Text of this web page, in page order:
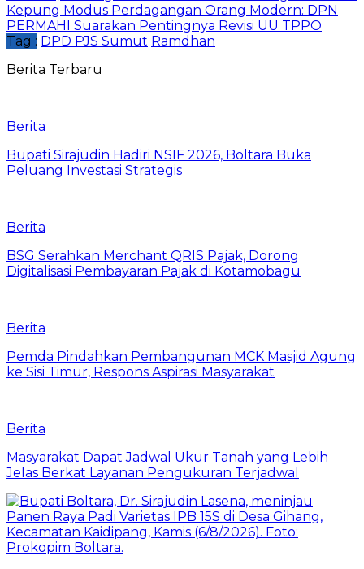
Kepung Modus Perdagangan Orang Modern: DPN
PERMAHI Suarakan Pentingnya Revisi UU TPPO
Tag : DPD PJS Sumut Ramdhan
Berita Terbaru
Berita
Bupati Sirajudin Hadiri NSIF 2026, Boltara Buka
Peluang Investasi Strategis
Berita
‎BSG Serahkan Merchant QRIS Pajak, Dorong
Digitalisasi Pembayaran Pajak di Kotamobagu
Berita
Pemda Pindahkan Pembangunan MCK Masjid Agung
ke Sisi Timur, Respons Aspirasi Masyarakat
Berita
Masyarakat Dapat Jadwal Ukur Tanah yang Lebih
Jelas Berkat Layanan Pengukuran Terjadwal